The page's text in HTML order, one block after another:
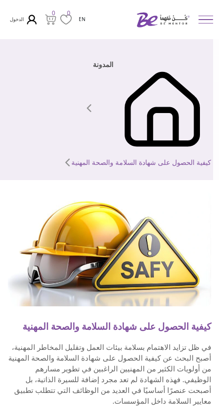
EN
0
0
الدخول
المدونة
كيفية الحصول على شهادة السلامة والصحة المهنية
كيفية الحصول على شهادة السلامة والصحة المهنية
في ظل تزايد الاهتمام بسلامة بيئات العمل وتقليل المخاطر المهنية،
أصبح البحث عن كيفية الحصول على شهادة السلامة والصحة المهنية
من أولويات الكثير من المهنيين الراغبين في تطوير مسارهم
الوظيفي. فهذه الشهادة لم تعد مجرد إضافة للسيرة الذاتية، بل
أصبحت عنصرًا أساسيًا في العديد من الوظائف التي تتطلب تطبيق
معايير السلامة داخل المؤسسات.